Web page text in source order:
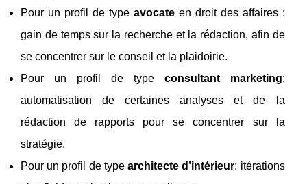
Pour un profil de type avocateen droit des affaires :
gain de temps sur la recherche et la rédaction, afin de
se concentrer sur le conseil et la plaidoirie.
Pour un profil de type consultant marketing:
automatisation de certaines analyses et de la
rédaction de rapports pour se concentrer sur la
stratégie.
Pour un profil de typearchitecte d’intérieur: itérations